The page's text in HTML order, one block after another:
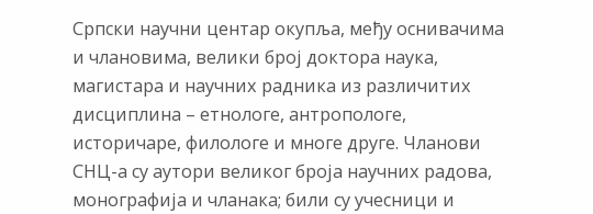
Српски научни центар окупља, међу оснивачима
и члановима, велики број доктора наука,
магистара и научних радника из различитих
дисциплина – етнологе, антропологе,
историчаре, филологе и многе друге. Чланови
СНЦ-а су аутори великог броја научних радова,
монографија и чланака; били су учесници и